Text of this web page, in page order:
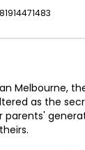
Melbourne,
as the